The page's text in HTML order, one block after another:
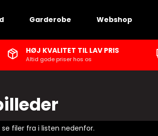
Garderobe Webshop
HØJ KVALITET TIL LAV PRIS
Altid gode priser hos os
filer fra i listen nedenfor.